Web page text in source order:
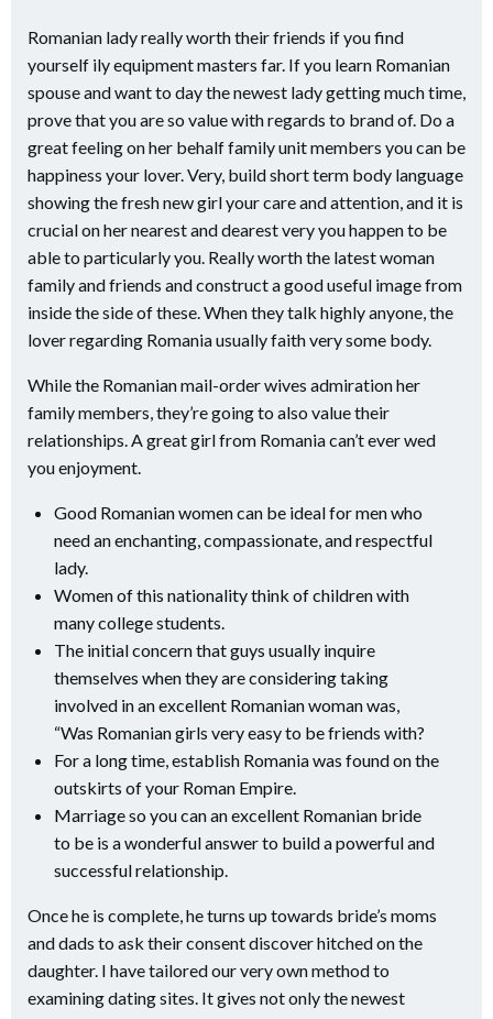
Romanian lady really worth their friends if you find
yourself ily equipment masters far. If you learn Romanian
spouse and want to day the newest lady getting much time,
prove that you are so value with regards to brand of. Do a
great feeling on her behalf family unit members you can be
happiness your lover. Very, build short term body language
showing the fresh new girl your care and attention, and it is
crucial on her nearest and dearest very you happen to be
able to particularly you. Really worth the latest woman
family and friends and construct a good useful image from
inside the side of these. When they talk highly anyone, the
lover regarding Romania usually faith very some body.
While the Romanian mail-order wives admiration her
family members, they’re going to also value their
relationships. A great girl from Romania can’t ever wed
you enjoyment.
Good Romanian women can be ideal for men who
need an enchanting, compassionate, and respectful
lady.
Women of this nationality think of children with
many college students.
The initial concern that guys usually inquire
themselves when they are considering taking
involved in an excellent Romanian woman was,
“Was Romanian girls very easy to be friends with?
For a long time, establish Romania was found on the
outskirts of your Roman Empire.
Marriage so you can an excellent Romanian bride
to be is a wonderful answer to build a powerful and
successful relationship.
Once he is complete, he turns up towards bride’s moms
and dads to ask their consent discover hitched on the
daughter. I have tailored our very own method to
examining dating sites. It gives not only the newest